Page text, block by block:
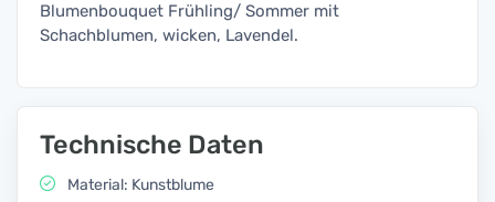
Blumenbouquet Frühling/ Sommer mit
Schachblumen, wicken, Lavendel.
Technische Daten
Material: Kunstblume